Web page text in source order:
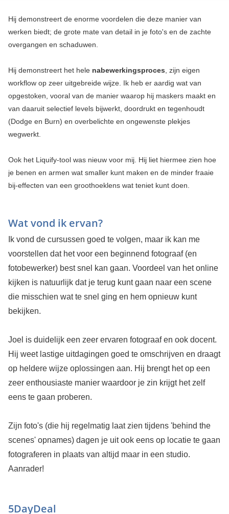
Hij demonstreert de enorme voordelen die deze manier van
werken biedt; de grote mate van detail in je foto's en de zachte
overgangen en schaduwen.
Hij demonstreert het hele nabewerkingsproces , zijn eigen
workflow op zeer uitgebreide wijze. Ik heb er aardig wat van
opgestoken, vooral van de manier waarop hij maskers maakt en
van daaruit selectief levels bijwerkt, doordrukt en tegenhoudt
(Dodge en Burn) en overbelichte en ongewenste plekjes
wegwerkt.
Ook het Liquify-tool was nieuw voor mij. Hij liet hiermee zien hoe
je benen en armen wat smaller kunt maken en de minder fraaie
bij-effecten van een groothoeklens wat teniet kunt doen.
Wat vond ik ervan?
Ik vond de cursussen goed te volgen, maar ik kan me
voorstellen dat het voor een beginnend fotograaf (en
fotobewerker) best snel kan gaan. Voordeel van het online
kijken is natuurlijk dat je terug kunt gaan naar een scene
die misschien wat te snel ging en hem opnieuw kunt
bekijken.
Joel is duidelijk een zeer ervaren fotograaf en ook docent.
Hij weet lastige uitdagingen goed te omschrijven en draagt
op heldere wijze oplossingen aan. Hij brengt het op een
zeer enthousiaste manier waardoor je zin krijgt het zelf
eens te gaan proberen.
Zijn foto's (die hij regelmatig laat zien tijdens 'behind the
scenes' opnames) dagen je uit ook eens op locatie te gaan
fotograferen in plaats van altijd maar in een studio.
Aanrader!
5DayDeal